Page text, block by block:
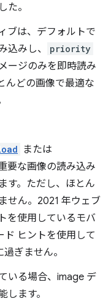
た。
ブは、デフォルトで
込みし、
priority
ージのみを即時読み
んどの画像で最適な
または
要な画像の読み込み
。 ただし、ほとん
せん。2021 年ウェブ
を使用しているモバ
ド ヒントを使用して
過ぎません。
いる場合、image デ
ます。